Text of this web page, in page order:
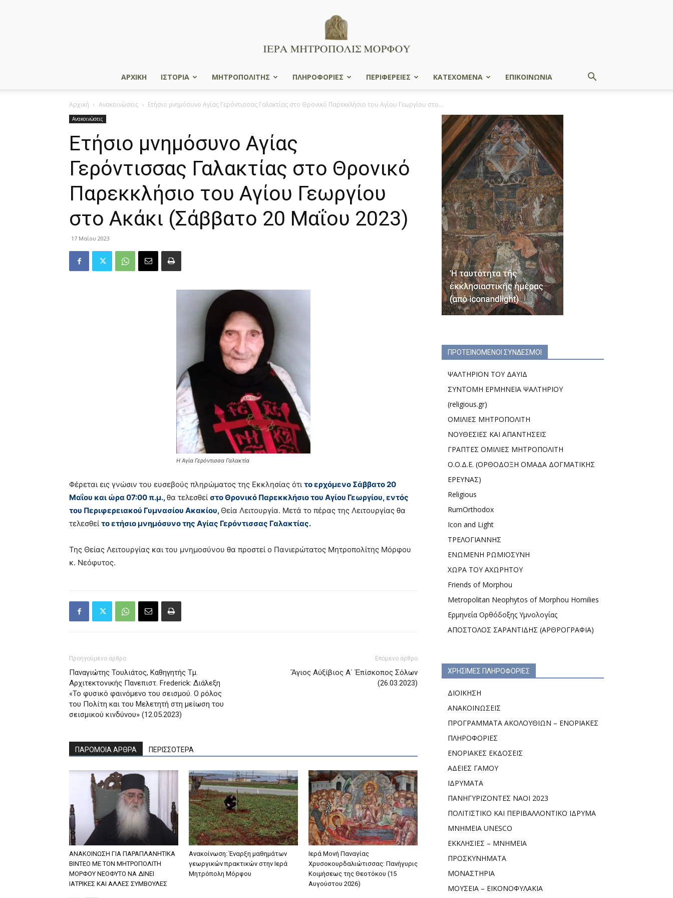
Μόρφου
ΑΡΧΙΚΗ ΙΣΤΟΡΙΑ ΜΗΤΡΟΠΟΛΙΤΗΣ ΠΛΗΡΟΦΟΡΙΕΣ ΠΕΡΙΦΕΡΕΙΕΣ ΚΑΤΕΧΟΜΕΝΑ ΕΠΙΚΟΙΝΩΝΙΑ
Αρχική Ανακοινώσεις Ετήσιο μνημόσυνο Αγίας Γερόντισσας Γαλακτίας στο Θρονικό Παρεκκλήσιο του Αγίου Γεωργίου στο...
Ανακοινώσεις
Ετήσιο μνημόσυνο Αγίας
Γερόντισσας Γαλακτίας στο Θρονικό
Παρεκκλήσιο του Αγίου Γεωργίου
στο Ακάκι (Σάββατο 20 Μαΐου 2023)
17 Μαΐου 2023
Η Αγία Γερόντισσα Γαλακτία
Φέρεται εις γνώσιν του ευσεβούς πληρώματος της Εκκλησίας ότι το ερχόμενο Σάββατο 20
Μαΐου και ώρα 07:00 π.μ.,θα τελεσθεί στο Θρονικό Παρεκκλήσιο του Αγίου Γεωργίου, εντός
του Περιφερειακού Γυμνασίου Ακακίου, Θεία Λειτουργία. Μετά το πέρας της Λειτουργίας θα
τελεσθεί το ετήσιο μνημόσυνο της Αγίας Γερόντισσας Γαλακτίας.
Της Θείας Λειτουργίας και του μνημοσύνου θα προστεί ο Πανιερώτατος Μητροπολίτης Μόρφου
κ. Νεόφυτος.
Προηγούμενο άρθρο
Παναγιώτης Τουλιάτος, Καθηγητής Τμ.
Αρχιτεκτονικής Πανεπιστ. Frederick: Διάλεξη
«Το φυσικό φαινόμενο του σεισμού. Ο ρόλος
του Πολίτη και του Μελετητή στη μείωση του
σεισμικού κινδύνου» (12.05.2023)
Επόμενο άρθρο
Ἅγιος Αὐξίβιος Α΄ Ἐπίσκοπος Σόλων
(26.03.2023)
ΠΑΡΟΜΟΙΑ ΑΡΘΡΑ ΠΕΡΙΣΣΟΤΕΡΑ
ΑΝΑΚΟΙΝΩΣΗ ΓΙΑ ΠΑΡΑΠΛΑΝΗΤΙΚΑ
ΒΙΝΤΕΟ ΜΕ ΤΟΝ ΜΗΤΡΟΠΟΛΙΤΗ
ΜΟΡΦΟΥ ΝΕΟΦΥΤΟ ΝΑ ΔΙΝΕΙ
ΙΑΤΡΙΚΕΣ ΚΑΙ ΑΛΛΕΣ ΣΥΜΒΟΥΛΕΣ
Ανακοίνωση: Έναρξη μαθημάτων
γεωργικών πρακτικών στην Ιερά
Μητρόπολη Μόρφου
Ιερά Μονή Παναγίας
Χρυσοκουρδαλιώτισσας: Πανήγυρις
Κοιμήσεως της Θεοτόκου (15
Αυγούστου 2026)
ΠΡΟΤΕΙΝΟΜΕΝΟΙ ΣΥΝΔΕΣΜΟΙ
ΨΑΛΤΗΡΙΟΝ ΤΟΥ ΔΑΥΙΔ
ΣΥΝΤΟΜΗ ΕΡΜΗΝΕΙΑ ΨΑΛΤΗΡΙΟΥ
(religious.gr)
ΟΜΙΛΙΕΣ ΜΗΤΡΟΠΟΛΙΤΗ
ΝΟΥΘΕΣΙΕΣ ΚΑΙ ΑΠΑΝΤΗΣΕΙΣ
ΓΡΑΠΤΕΣ ΟΜΙΛΙΕΣ ΜΗΤΡΟΠΟΛΙΤΗ
Ο.Ο.Δ.Ε. (ΟΡΘΟΔΟΞΗ ΟΜΑΔΑ ΔΟΓΜΑΤΙΚΗΣ
ΕΡΕΥΝΑΣ)
Religious
RumOrthodox
Icon and Light
ΤΡΕΛΟΓΙΑΝΝΗΣ
ΕΝΩΜΕΝΗ ΡΩΜΙΟΣΥΝΗ
ΧΩΡΑ ΤΟΥ ΑΧΩΡΗΤΟΥ
Friends of Morphou
Metropolitan Neophytos of Morphou Homilies
Ερμηνεία Ορθόδοξης Υμνολογίας
ΑΠΟΣΤΟΛΟΣ ΣΑΡΑΝΤΙΔΗΣ (ΑΡΘΡΟΓΡΑΦΙΑ)
ΧΡΗΣΙΜΕΣ ΠΛΗΡΟΦΟΡΙΕΣ
ΔΙΟΙΚΗΣΗ
ΑΝΑΚΟΙΝΩΣΕΙΣ
ΠΡΟΓΡΑΜΜΑΤΑ ΑΚΟΛΟΥΘΙΩΝ – ΕΝΟΡΙΑΚΕΣ
ΠΛΗΡΟΦΟΡΙΕΣ
ΕΝΟΡΙΑΚΕΣ ΕΚΔΟΣΕΙΣ
ΑΔΕΙΕΣ ΓΑΜΟΥ
ΙΔΡΥΜΑΤΑ
ΠΑΝΗΓΥΡΙΖΟΝΤΕΣ ΝΑΟΙ 2023
ΠΟΛΙΤΙΣΤΙΚΟ ΚΑΙ ΠΕΡΙΒΑΛΛΟΝΤΙΚΟ ΙΔΡΥΜΑ
ΜΝΗΜΕΙΑ UNESCO
ΕΚΚΛΗΣΙΕΣ – ΜΝΗΜΕΙΑ
ΠΡΟΣΚΥΝΗΜΑΤΑ
ΜΟΝΑΣΤΗΡΙΑ
ΜΟΥΣΕΙΑ – ΕΙΚΟΝΟΦΥΛΑΚΙΑ